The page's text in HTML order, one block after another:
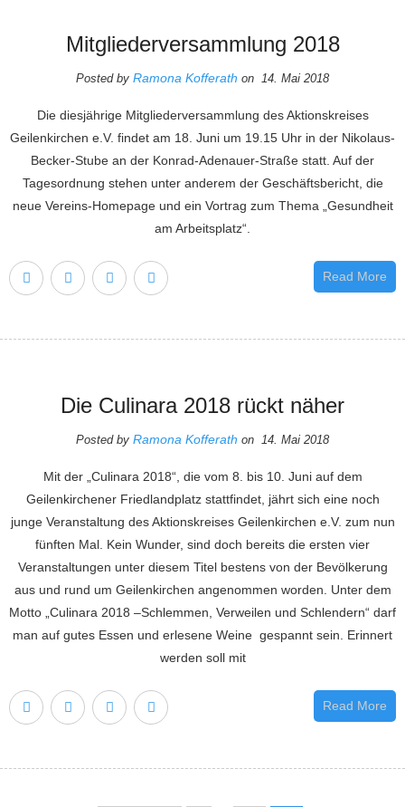
Mitgliederversammlung 2018
Posted by Ramona Kofferath on 14. Mai 2018
Die diesjährige Mitgliederversammlung des Aktionskreises
Geilenkirchen e.V. findet am 18. Juni um 19.15 Uhr in der Nikolaus-
Becker-Stube an der Konrad-Adenauer-Straße statt. Auf der
Tagesordnung stehen unter anderem der Geschäftsbericht, die
neue Vereins-Homepage und ein Vortrag zum Thema „Gesundheit
am Arbeitsplatz“.
Read More
Die Culinara 2018 rückt näher
Posted by Ramona Kofferath on 14. Mai 2018
Mit der „Culinara 2018“, die vom 8. bis 10. Juni auf dem
Geilenkirchener Friedlandplatz stattfindet, jährt sich eine noch
junge Veranstaltung des Aktionskreises Geilenkirchen e.V. zum nun
fünften Mal. Kein Wunder, sind doch bereits die ersten vier
Veranstaltungen unter diesem Titel bestens von der Bevölkerung
aus und rund um Geilenkirchen angenommen worden. Unter dem
Motto „Culinara 2018 –Schlemmen, Verweilen und Schlendern“ darf
man auf gutes Essen und erlesene Weine gespannt sein. Erinnert
werden soll mit
Read More